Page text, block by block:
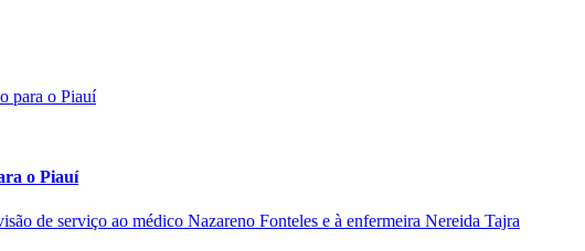
o Piauí
de serviço ao médico Nazareno Fonteles e à enfermeira Nereida Tajra